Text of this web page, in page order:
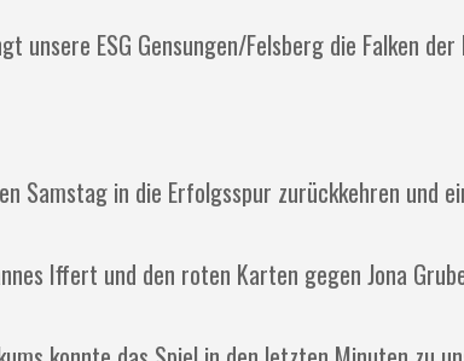
unsere ESG Gensungen/Felsberg die Falken
Samstag in die Erfolgsspur zurückkehren und
Iffert und den roten Karten gegen Jona